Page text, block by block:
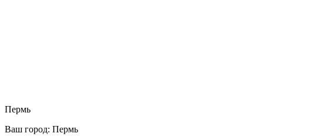
Пермь
Ваш город: Пермь